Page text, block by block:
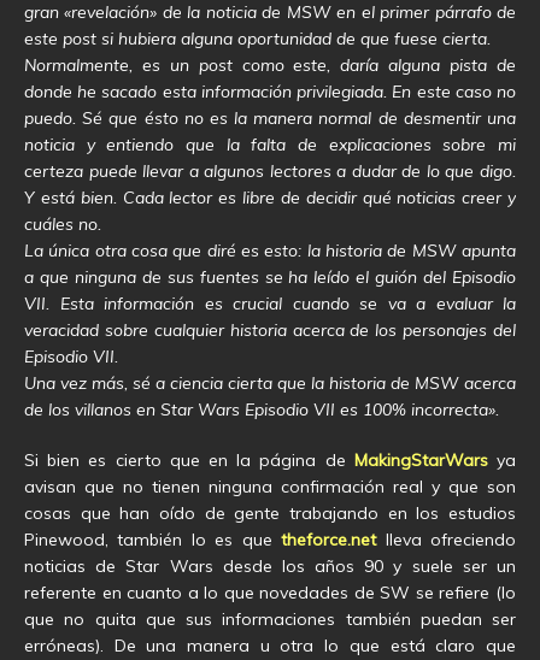
gran «revelación» de la noticia de MSW en el primer párrafo de
este post si hubiera alguna oportunidad de que fuese cierta.
Normalmente, es un post como este, daría alguna pista de
donde he sacado esta información privilegiada. En este caso no
puedo. Sé que ésto no es la manera normal de desmentir una
noticia y entiendo que la falta de explicaciones sobre mi
certeza puede llevar a algunos lectores a dudar de lo que digo.
Y está bien. Cada lector es libre de decidir qué noticias creer y
cuáles no.
La única otra cosa que diré es esto: la historia de MSW apunta
a que ninguna de sus fuentes se ha leído el guión del Episodio
VII. Esta información es crucial cuando se va a evaluar la
veracidad sobre cualquier historia acerca de los personajes del
Episodio VII.
Una vez más, sé a ciencia cierta que la historia de MSW acerca
de los villanos en Star Wars Episodio VII es 100% incorrecta».
Si bien es cierto que en la página de MakingStarWarsya
avisan que no tienen ninguna confirmación real y que son
cosas que han oído de gente trabajando en los estudios
Pinewood, también lo es quetheforce.netlleva ofreciendo
noticias de Star Wars desde los años 90 y suele ser un
referente en cuanto a lo que novedades de SW se refiere (lo
que no quita que sus informaciones también puedan ser
erróneas). De una manera u otra lo que está claro que